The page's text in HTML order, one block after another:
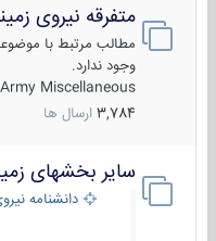
متفرقه نیروی زمینی
مطالب مرتبط با
وجود ندارد.
Army Miscellaneous
3,784 ارسال ها
سایر بخشهای
دانشنامه نیروی